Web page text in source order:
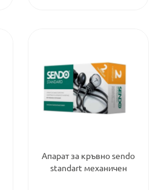
Апарат за кръвно sendo
standart механичен